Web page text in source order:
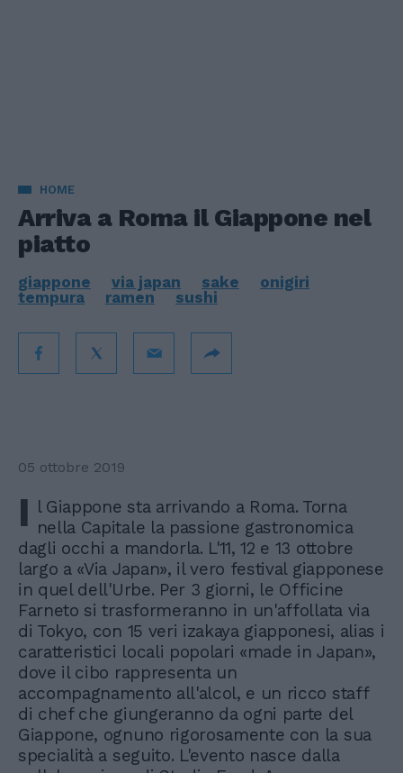
HOME
Arriva a Roma il Giappone nel
piatto
giappone via japan sake
onigiri
tempura
ramen sushi
05 ottobre 2019
I l Giappone sta arrivando a Roma. Torna
nella Capitale la passione gastronomica
dagli occhi a mandorla. L'11, 12 e 13 ottobre
largo a «Via Japan», il vero festival giapponese
in quel dell'Urbe. Per 3 giorni, le Officine
Farneto si trasformeranno in un'affollata via
di Tokyo, con 15 veri izakaya giapponesi, alias i
caratteristici locali popolari «made in Japan»,
dove il cibo rappresenta un
accompagnamento all'alcol, e un ricco staff
di chef che giungeranno da ogni parte del
Giappone, ognuno rigorosamente con la sua
specialità a seguito. L'evento nasce dalla